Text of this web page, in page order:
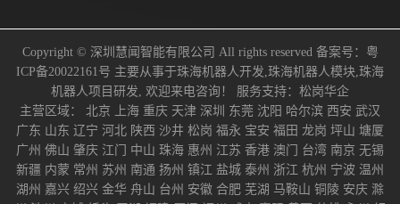
Copyright © 深圳慧闻智能有限公司 All rights reserved 备案号： 粤
ICP备20022161号 主要从事于珠海机器人开发,珠海机器人模块,珠海
机器人项目研发, 欢迎来电咨询！ 服务支持： 松岗华企
主营区域： 北京 上海 重庆 天津 深圳 东莞 沈阳 哈尔滨 西安 武汉
广东 山东 辽宁 河北 陕西 沙井 松岗 福永 宝安 福田 龙岗 坪山 塘厦
广州 佛山 肇庆 江门 中山 珠海 惠州 江苏 香港 澳门 台湾 南京 无锡
新疆 内蒙 常州 苏州 南通 扬州 镇江 盐城 泰州 浙江 杭州 宁波 温州
湖州 嘉兴 绍兴 金华 舟山 台州 安徽 合肥 芜湖 马鞍山 铜陵 安庆 滁